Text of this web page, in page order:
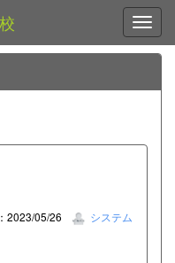
2023/05/26
システム